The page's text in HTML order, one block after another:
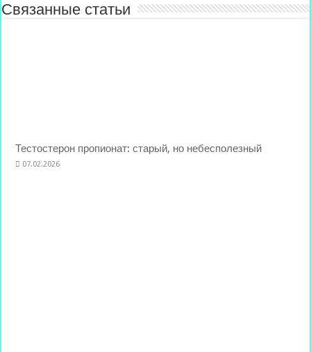
Связанные статьи
Тестостерон пропионат: старый, но небесполезный
07.02.2026